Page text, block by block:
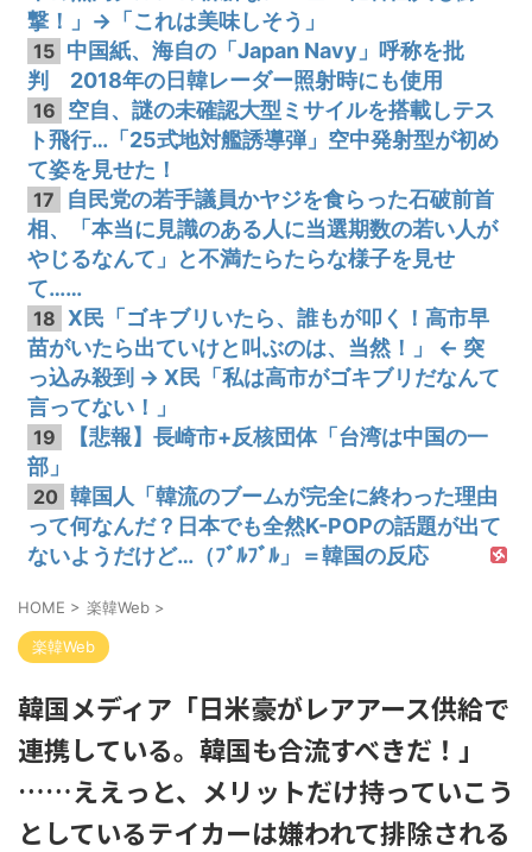
撃！」→「これは美味しそう」
15 中国紙、海自の「Japan Navy」呼称を批
判 2018年の日韓レーダー照射時にも使用
16 空自、謎の未確認大型ミサイルを搭載しテス
ト飛行…「25式地対艦誘導弾」空中発射型が初め
て姿を見せた！
17
自民党の若手議員かヤジを食らった石破前首
相、「本当に見識のある人に当選期数の若い人が
やじるなんて」と不満たらたらな様子を見せ
て……
18 X民「ゴキブリいたら、誰もが叩く！高市早
苗がいたら出ていけと叫ぶのは、当然！」 ← 突
っ込み殺到 → X民「私は高市がゴキブリだなんて
言ってない！」
19
【悲報】長崎市+反核団体「台湾は中国の一
部」
20 韓国人「韓流のブームが完全に終わった理由
って何なんだ？日本でも全然K-POPの話題が出て
ないようだけど…（ﾌﾞﾙﾌﾞﾙ」＝韓国の反応
HOME > 楽韓Web >
楽韓Web
韓国メディア「日米豪がレアアース供給で
連携している。韓国も合流すべきだ！」
……ええっと、メリットだけ持っていこう
としているテイカーは嫌われて排除される